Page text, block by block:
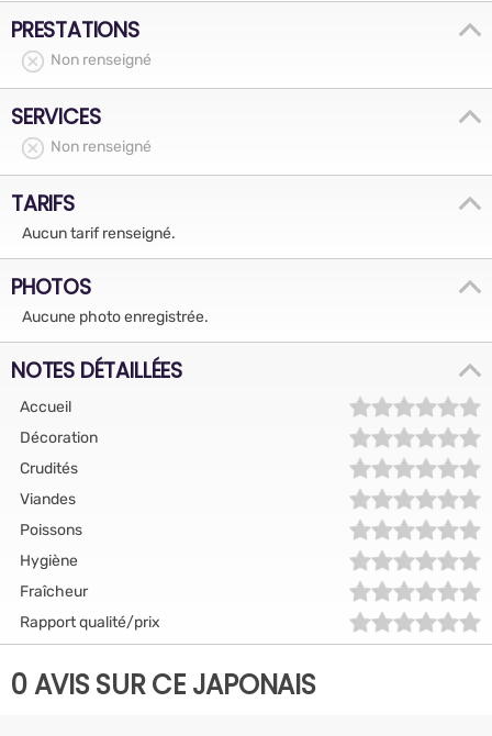
PRESTATIONS
Non renseigné
SERVICES
Non renseigné
TARIFS
Aucun tarif renseigné.
PHOTOS
Aucune photo enregistrée.
NOTES DÉTAILLÉES
Accueil
Décoration
Crudités
Viandes
Poissons
Hygiène
Fraîcheur
Rapport qualité/prix
0 AVIS SUR CE JAPONAIS